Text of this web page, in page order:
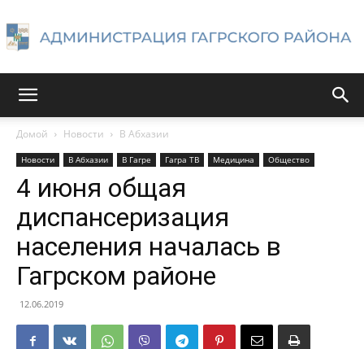
Гагрского
района
Домой Новости В Абхазии
Новости В Абхазии В Гагре Гагра ТВ Медицина Общество
4 июня общая
диспансеризация
населения началась в
Гагрском районе
12.06.2019